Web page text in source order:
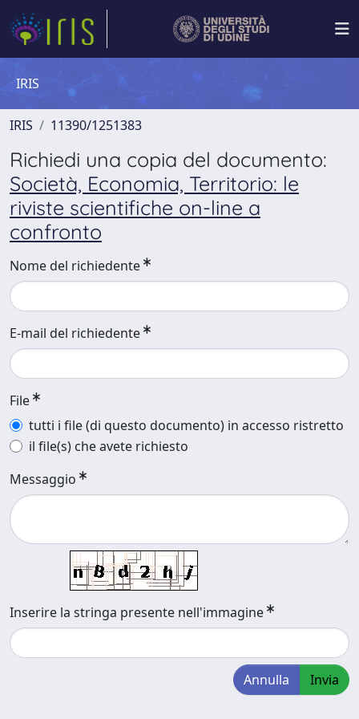
IRIS
IRIS 11390/1251383
Richiedi una copia del documento:
Società, Economia, Territorio: le
riviste scientifiche on-line a
confronto
Nome del richiedente
E-mail del richiedente
File
tutti i file (di questo documento) in accesso ristretto
il file(s) che avete richiesto
Messaggio
Inserire la stringa presente nell'immagine
Annulla Invia